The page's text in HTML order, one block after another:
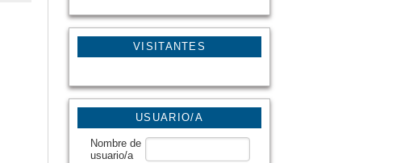
VISITANTES
USUARIO/A
Nombre de
usuario/a